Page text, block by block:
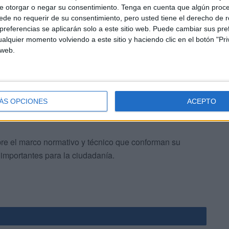
otorgar o negar su consentimiento. Tenga en cuenta que algún
no requerir de su consentimiento, pero usted tiene el derecho de
se aplicarán solo a este sitio web. Puede cambiar sus
momento volviendo a este sitio y haciendo clic en el botón
OPCIONES ACEPTO
los retos técnicos y sociales emergentes y, en
debate en la disciplina de seguridad y salud en su
el marco normativo y técnico que conforman su
para la ciudadanía.